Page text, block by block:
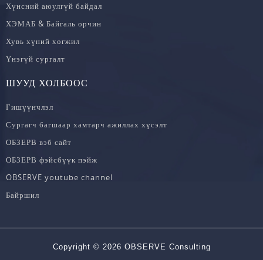
Хүнсний аюулгүй байдал
ХЭМАБ & Байгаль орчин
Хувь хүний хөгжил
Үнэгүй сургалт
ШУУД ХОЛБООС
Гишүүнчлэл
Сургагч багшаар хамтарч ажиллах хүсэлт
ОБЗЕРВ вэб сайт
ОБЗЕРВ фэйсбүүк пэйж
OBSERVE youtube channel
Байршил
Copyright © 2026 OBSERVE Consulting